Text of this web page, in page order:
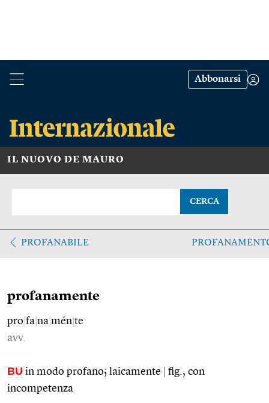
Abbonarsi
IL NUOVO DE MAURO
CERCA
PROFANABILE
profanamente
pro fa na mén te
avv.
BU in modo profano; laicamente
fig., con
incompetenza